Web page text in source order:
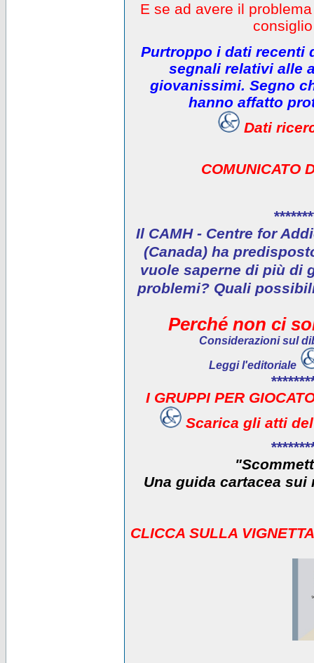
E se ad avere il
Purtroppo i dati recenti
segnali relativi alle
giovanissimi. Segno
hanno affatto
Dati
COMUNICATO
Il CAMH - Centre for
(Canada) ha
vuole saperne di più di
problemi? Quali
Perché non ci
Considerazioni sul
Leggi l'editoriale
I GRUPPI PER
Scarica gli atti
Una guida cartacea
CLICCA SULLA